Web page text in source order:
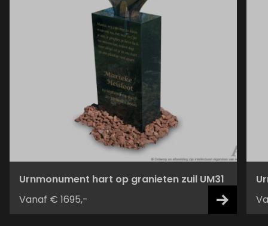
Urnmonument hart op granieten zuil UM31
Vanaf € 1695,-